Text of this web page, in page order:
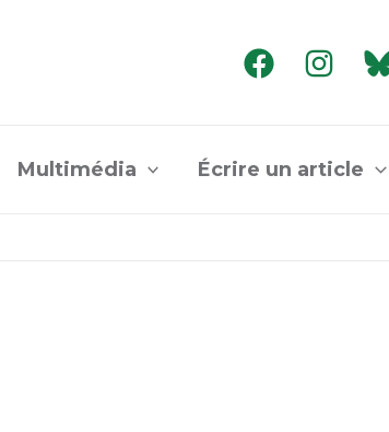
Multimédia Écrire un article